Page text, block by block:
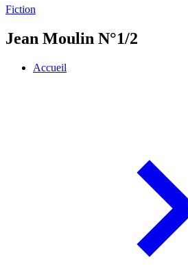
Fiction
Jean Moulin N°1/2
Accueil